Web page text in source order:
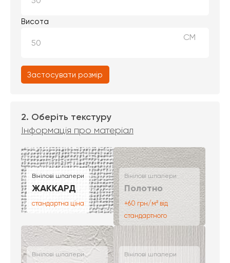
Висота
СМ
Застосувати розмір
2. Оберіть текстуру
Інформація про матеріал
Вінілові шпалери
ЖАККАРД
стандартна ціна
Вінілові шпалери
Полотно
+60 грн/м² від
стандартного
Вінілові шпалери Вінілові шпалери